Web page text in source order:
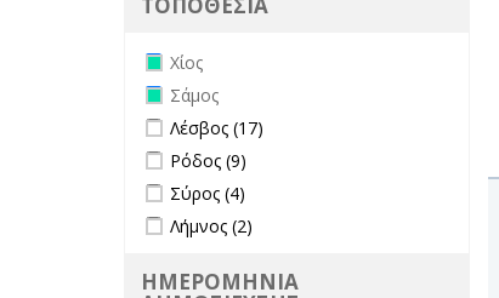
Remove Χίος filter
Χίος
Remove Σάμος filter
Σάμος
Apply Λέσβος filter
Λέσβος (17)
Apply Ρόδος filter
Ρόδος (9)
Apply Σύρος filter
Σύρος (4)
Apply Λήμνος filter
Λήμνος (2)
ΗΜΕΡΟΜΗΝΙΑ